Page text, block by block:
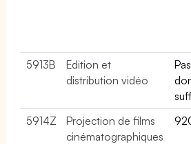
5913B
Edition et
distribution vidéo
5914Z
Projection de films
cinématographiques